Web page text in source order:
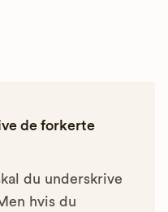
de forkerte
du underskrive
hvis du